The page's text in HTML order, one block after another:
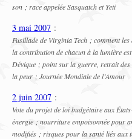
son ; race appelée Sasquatch et Yeti
3 mai 2007 :
Fusillade de Virginia Tech ; comment
la contribution de chacun à la lumière
Dévique ; point sur la guerre, retrait
la peur ; Journée Mondiale de l’Amour
2 juin 2007 :
Vote du projet de loi budgétaire aux
énergie ; nourriture empoisonnée pour
modifiés ; risques pour la santé liés aux